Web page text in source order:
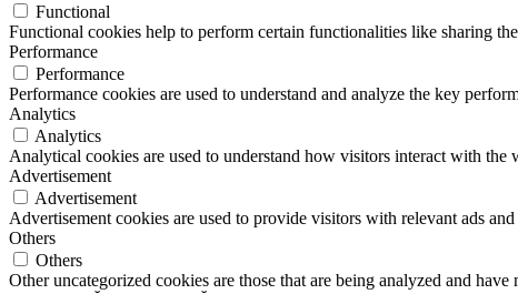
Functional
Functional cookies help to perform certain functionalities like sharing
Performance
Performance
Performance cookies are used to understand and analyze the key
Analytics
Analytics
Analytical cookies are used to understand how visitors interact with
Advertisement
Advertisement
Advertisement cookies are used to provide visitors with relevant ads
Others
Others
Other uncategorized cookies are those that are being analyzed and